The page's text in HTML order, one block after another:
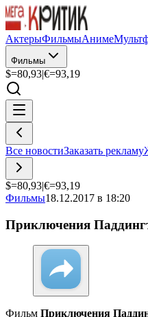
АктерыФильмыАниме
Фильмы
$=80,93|€=93,19
Все новостиЗаказать рекламу
$=80,93|€=93,19
Фильмы18.12.2017 в 18:20
Приключения
Фильм Приключения